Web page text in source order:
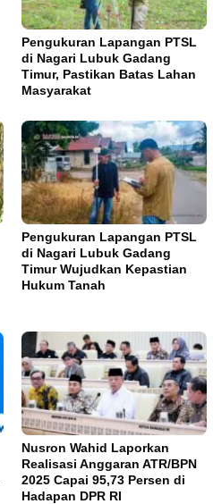
Pengukuran Lapangan PTSL
di Nagari Lubuk Gadang
Timur, Pastikan Batas Lahan
Masyarakat
Pengukuran Lapangan PTSL
di Nagari Lubuk Gadang
Timur Wujudkan Kepastian
Hukum Tanah
Nusron Wahid Laporkan
Realisasi Anggaran ATR/BPN
2025 Capai 95,73 Persen di
Hadapan DPR RI